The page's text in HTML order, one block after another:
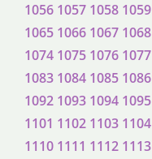
1056 1057 1058 1059
1065 1066 1067 1068
1074 1075 1076 1077
1083 1084 1085 1086
1092 1093 1094 1095
1101 1102 1103 1104
1110 1111 1112 1113